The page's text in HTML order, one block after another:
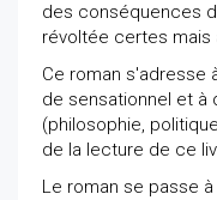
des conséquences
révoltée certes mais
Ce roman s'adresse
de sensationnel et à
(philosophie,
de la lecture de ce
Le roman se passe